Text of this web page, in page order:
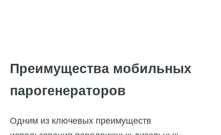
Преимущества мобильных
парогенераторов
Одним из ключевых преимуществ